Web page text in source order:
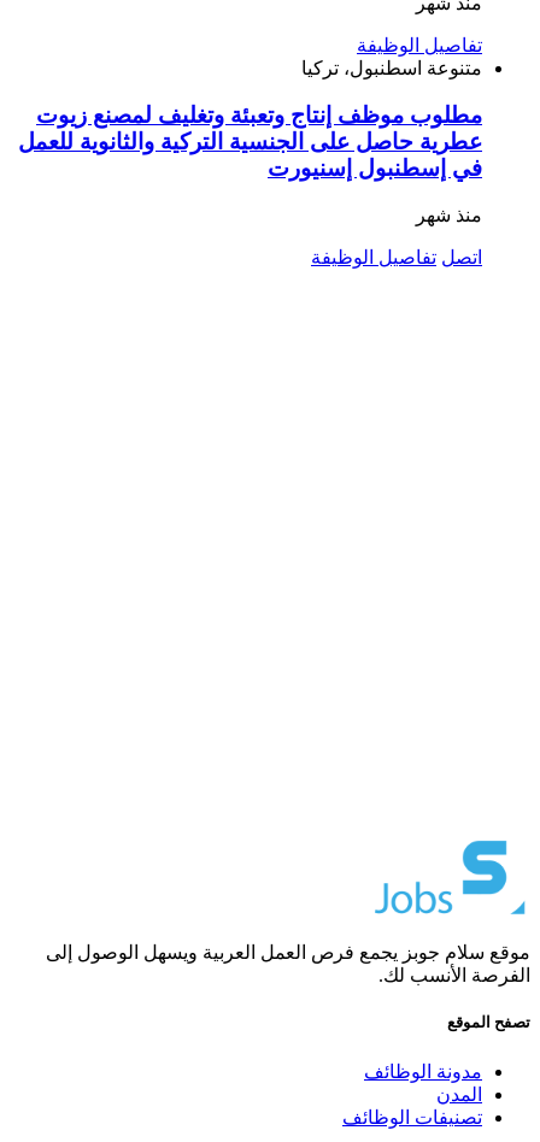
تفاصيل الوظيفة
متنوعة اسطنبول، تركيا
مطلوب موظف إنتاج وتعبئة وتغليف لمصنع زيوت
عطرية حاصل على الجنسية التركية والثانوية للعمل
في إسطنبول إسنيورت
منذ شهر
اتصل تفاصيل الوظيفة
موقع سلام جوبز يجمع فرص العمل العربية ويسهل الوصول إلى
الفرصة الأنسب لك.
تصفح الموقع
مدونة الوظائف
المدن
تصنيفات الوظائف